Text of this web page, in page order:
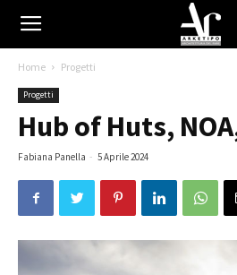
Home Progetti
Progetti
Hub of Huts,
Fabiana Panella - 5 Aprile 2024